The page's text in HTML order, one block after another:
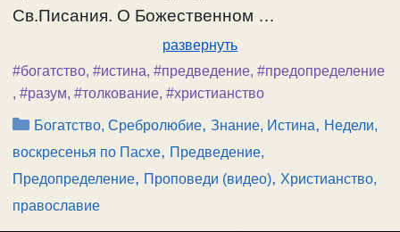
Св.Писания. О Божественном …
развернуть
#богатство, #истина, #предведение, #предопределение
, #разум, #толкование, #христианство
Рубрики
Богатство, Сребролюбие,Знание, Истина, Недели,
воскресенья по Пасхе, Предведение,
Предопределение, Проповеди (видео), Христианство,
православие